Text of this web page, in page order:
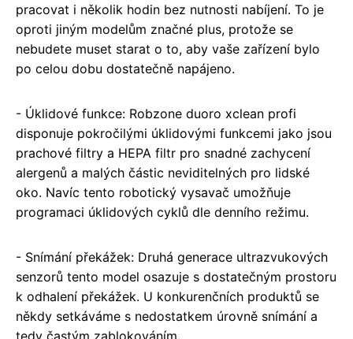
pracovat i několik hodin bez nutnosti nabíjení. To je
oproti jiným modelům značné plus, protože se
nebudete muset starat o to, aby vaše zařízení bylo
po celou dobu dostatečně napájeno.
- Úklidové funkce: Robzone duoro xclean profi
disponuje pokročilými úklidovými funkcemi jako jsou
prachové filtry a HEPA filtr pro snadné zachycení
alergenů a malých částic neviditelných pro lidské
oko. Navíc tento robotický vysavač umožňuje
programaci úklidových cyklů dle denního režimu.
- Snímání překážek: Druhá generace ultrazvukových
senzorů tento model osazuje s dostatečným prostoru
k odhalení překážek. U konkurenčních produktů se
někdy setkáváme s nedostatkem úrovně snímání a
tedy častým zablokováním.